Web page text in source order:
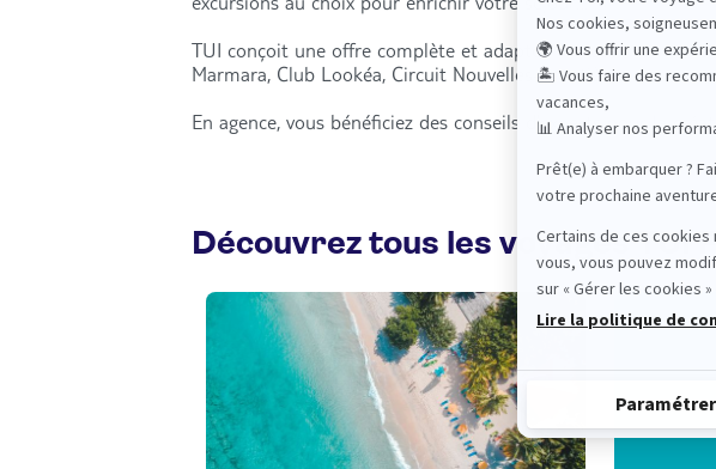
TUI conçoit une offre complète et adaptée à toutes vos
Marmara, Club Lookéa, Circuit Nouvelles-Frontières.
En agence, vous bénéficiez des conseils d’experts pour la
Découvrez tous les voyages TUI